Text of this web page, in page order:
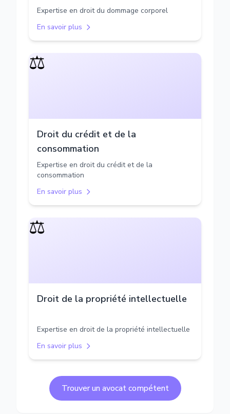
Expertise en droit du dommage corporel
En savoir plus
⚖️
Droit du crédit et de la
consommation
Expertise en droit du crédit et de la
consommation
En savoir plus
⚖️
Droit de la propriété intellectuelle
Expertise en droit de la propriété intellectuelle
En savoir plus
Trouver un avocat compétent